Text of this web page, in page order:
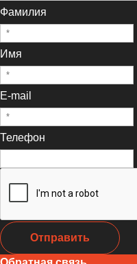
Фамилия
Имя
E-mail
Телефон
Отправить